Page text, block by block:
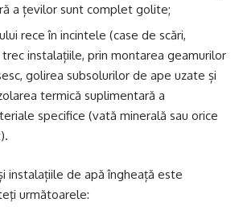
a țevilor sunt complet golite;
rece în incintele (case de scări,
instalațiile, prin montarea geamurilor
golirea subsolurilor de ape uzate și
termică suplimentară a
specifice (vată minerală sau orice
instalațiile de apă îngheață este
următoarele: